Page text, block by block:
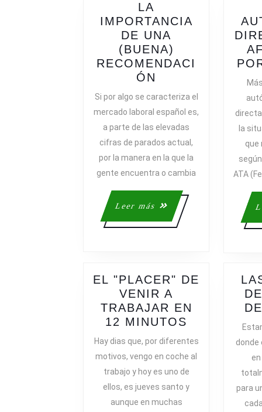
LA
IMPORTANCIA
DE UNA
(BUENA)
RECOMENDACI
ÓN
IMPORTANCIA
UNA
(BUENA)
Si por algo se caracteriza el
mercado laboral español es,
a parte de las elevadas
cifras de parados actual,
por la manera en la que la
gente encuentra o cambia
Leer más
Leer
más
la
que
ATA
EL "PLACER" DE
VENIR A
TRABAJAR EN
12 MINUTOS
"PLACER"
VENIR
A
TRABAJAR
Hay dias que, por diferentes
motivos, vengo en coche al
trabajo y hoy es uno de
ellos, es jueves santo y
aunque en muchas
donde
para